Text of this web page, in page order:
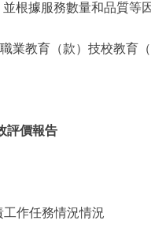
根據服務數量和品質等
業教育（款）技校教育
評價報告
作任務情況情況